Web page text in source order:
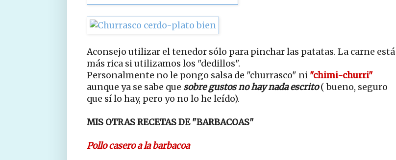
Aconsejo utilizar el tenedor sólo para pinchar las patatas. La carne está
más rica si utilizamos los "dedillos".
Personalmente no le pongo salsa de "churrasco" ni "chimi-churri"
aunque ya se sabe que sobre gustos no hay nada escrito( bueno, seguro
que sí lo hay, pero yo no lo he leído).
MIS OTRAS RECETAS DE "BARBACOAS"
Pollo casero a la barbacoa